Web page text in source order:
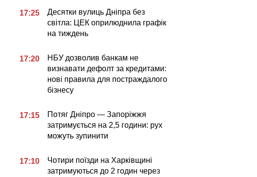
17:25
Десятки вулиць Дніпра без
світла: ЦЕК оприлюднила графік
на тиждень
17:20
НБУ дозволив банкам не
визнавати дефолт за кредитами:
нові правила для постраждалого
бізнесу
17:15
Потяг Дніпро — Запоріжжя
затримується на 2,5 години: рух
можуть зупинити
17:10
Чотири поїзди на Харківщині
затримуються до 2 годин через